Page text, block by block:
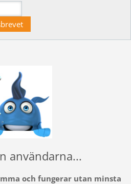
användarna...
och fungerar utan minsta